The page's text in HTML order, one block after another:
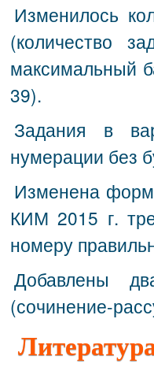
Изменилось
(количество
максимальный
39).
Задания в
нумерации без
Изменена
КИМ 2015 г.
номеру
Добавлены
(сочинение-